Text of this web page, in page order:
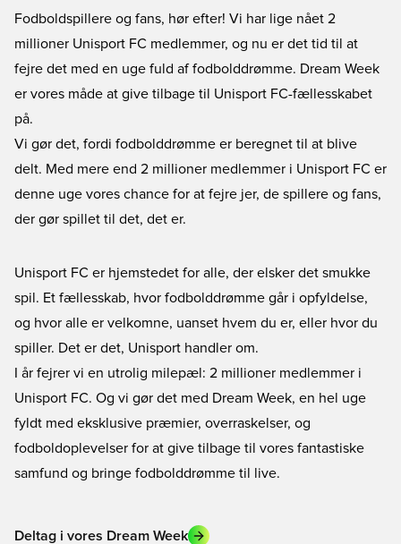
Fodboldspillere og fans, hør efter! Vi har lige nået 2
millioner Unisport FC medlemmer, og nu er det tid til at
fejre det med en uge fuld af fodbolddrømme. Dream Week
er vores måde at give tilbage til Unisport FC-fællesskabet
på.
Vi gør det, fordi fodbolddrømme er beregnet til at blive
delt. Med mere end 2 millioner medlemmer i Unisport FC er
denne uge vores chance for at fejre jer, de spillere og fans,
der gør spillet til det, det er.
Unisport FC er hjemstedet for alle, der elsker det smukke
spil. Et fællesskab, hvor fodbolddrømme går i opfyldelse,
og hvor alle er velkomne, uanset hvem du er, eller hvor du
spiller. Det er det, Unisport handler om.
I år fejrer vi en utrolig milepæl: 2 millioner medlemmer i
Unisport FC. Og vi gør det med Dream Week, en hel uge
fyldt med eksklusive præmier, overraskelser, og
fodboldoplevelser for at give tilbage til vores fantastiske
samfund og bringe fodbolddrømme til live.
Deltag i vores Dream Week